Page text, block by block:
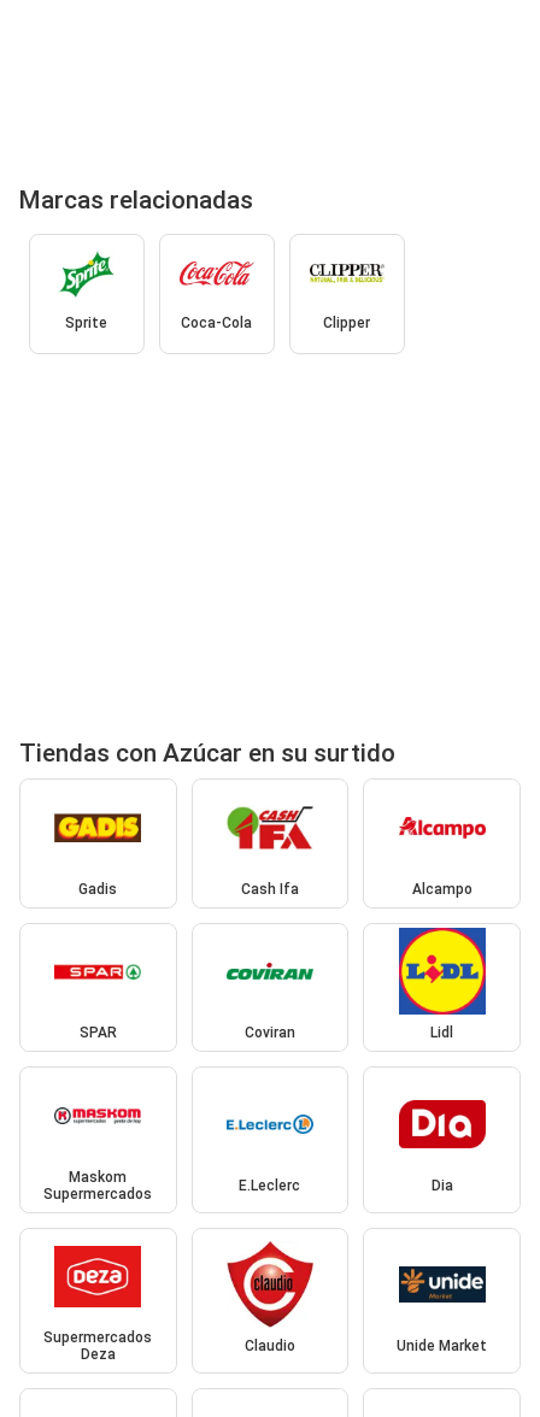
Marcas relacionadas
Sprite Coca-Cola Clipper
Tiendas con Azúcar en su surtido
Gadis Cash Ifa Alcampo
SPAR Coviran Lidl
Maskom
Supermercados
E.Leclerc Dia
Supermercados
Deza
Claudio Unide Market